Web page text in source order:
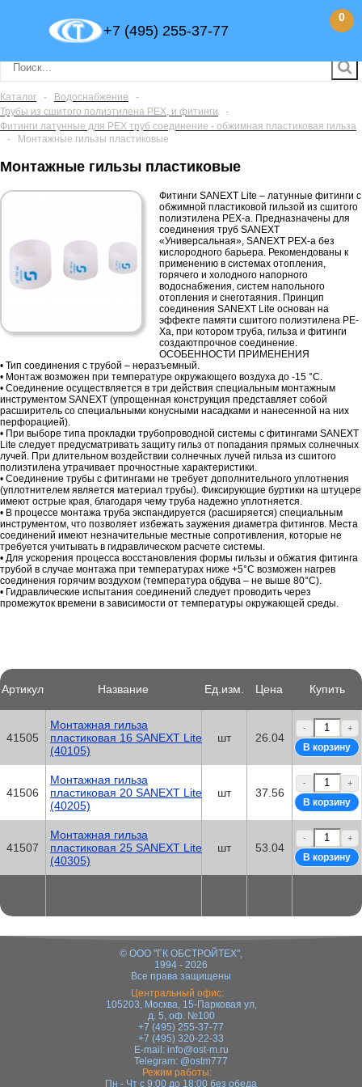
+7 (495) 255-37-77
0
Каталог - Водоснабжение
-
Трубы из сшитого полиэтилена PEX, и фитинги
-
Фитинги латунные для PEX труб соединение - обжимная пластиковая гильза
-
Монтажные гильзы пластиковые
Монтажные гильзы пластиковые
Фитинги SANEXT Lite – латунные фитинги с
обжимной пластиковой гильзой из сшитого
полиэтилена PEX-a. Предназначены для
соединения труб SANEXT
«Универсальная», SANEXT PEX-a без
кислородного барьера. Рекомендованы к
применению в системах отопления,
горячего и холодного напорного
водоснабжения, систем напольного
отопления и снеготаяния. Принцип
соединения SANEXT Lite основан на
эффекте памяти сшитого полиэтилена PE-
Xa, при котором труба, гильза и фитинги
создаютпрочное соединение.
ОСОБЕННОСТИ ПРИМЕНЕНИЯ
• Тип соединения с трубой – неразъемный.
• Монтаж возможен при температуре окружающего воздуха до -15 °С.
• Соединение осуществляется в три действия cпециальным монтажным
инструментом SANEXT (упрощенная конструкция представляет собой
расширитель со специальными конусными насадками и нанесенной на них
перфорацией).
• При выборе типа прокладки трубопроводной системы с фитингами SANEXT
Lite следует предусматривать защиту гильз от попадания прямых солнечных
лучей. При длительном воздействии солнечных лучей гильза из сшитого
полиэтилена утрачивает прочностные характеристики.
• Соединение трубы с фитингами не требует дополнительного уплотнения
(уплотнителем является материал трубы). Фиксирующие буртики на штуцере
имеют острые края, благодаря чему труба надежно уплотняется.
• В процессе монтажа труба экспандируется (расширяется) специальным
инструментом, что позволяет избежать заужения диаметра фитингов. Места
соединений имеют незначительные местные сопротивления, которые не
требуется учитывать в гидравлическом расчете системы.
• Для ускорения процесса восстановления формы гильзы и обжатия фитинга
трубой в случае монтажа при температурах ниже +5°С возможен нагрев
соединения горячим воздухом (температура обдува – не выше 80°С).
• Гидравлические испытания соединений следует проводить через
промежуток времени в зависимости от температуры окружающей среды.
Артикул Название Ед.изм. Цена Купить
41505
Монтажная гильза
пластиковая 16 SANEXT Lite
(40105)
шт 26.04
- +
41506
Монтажная гильза
пластиковая 20 SANEXT Lite
(40205)
шт 37.56
- +
41507
Монтажная гильза
пластиковая 25 SANEXT Lite
(40305)
шт 53.04
- +
© ООО "ГК ОБСТРОЙТЕХ",
1994 - 2026
Все права защищены
Центральный офис:
105203, Москва, 15-Парковая ул,
д. 5, оф. №100
+7 (495) 255-37-77
+7 (495) 320-22-33
E-mail: info@ost-m.ru
Telegram: @ostm777
Режим работы:
Пн - Чт с 9:00 до 18:00 без обеда